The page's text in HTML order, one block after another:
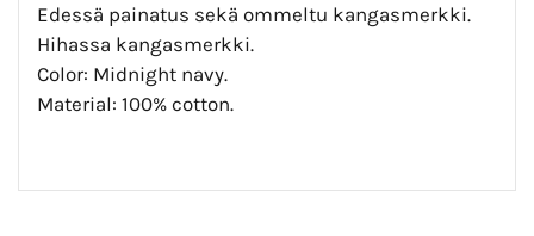
Edessä painatus sekä ommeltu kangasmerkki.
Hihassa kangasmerkki.
Color: Midnight navy.
Material: 100% cotton.